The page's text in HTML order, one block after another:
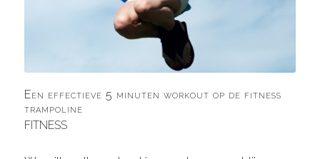
Een effectieve 5 minuten workout op de fitness
trampoline
FITNESS